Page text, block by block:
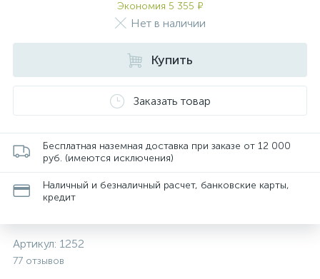
Экономия 5 355 ₽
Нет в наличии
Купить
Заказать товар
Бесплатная наземная доставка при заказе от 12 000
руб. (имеются исключения)
Наличный и безналичный расчет, банковские карты,
кредит
Артикул: 1252
77 отзывов